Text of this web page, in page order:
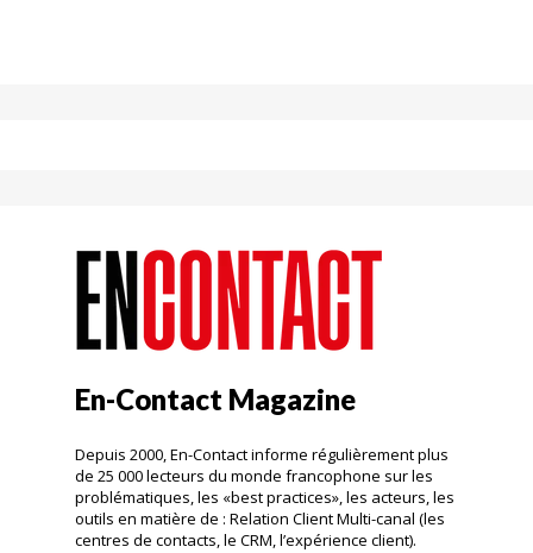
En-Contact Magazine
Depuis 2000, En-Contact informe régulièrement plus
de 25 000 lecteurs du monde francophone sur les
problématiques, les «best practices», les acteurs, les
outils en matière de : Relation Client Multi-canal (les
centres de contacts, le CRM, l’expérience client).